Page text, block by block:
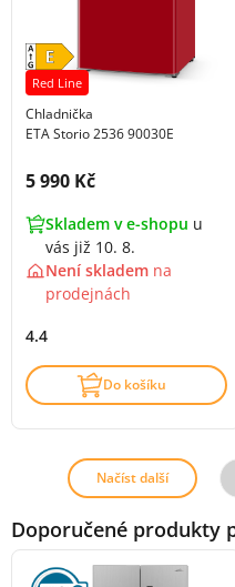
Red Line
Chladnička
ETA Storio 2536 90030E
Cena s DPH:
5 990 Kč
Skladem v e-shopu u
vás již 10. 8.
Není skladem na
prodejnách
4.4
Do košíku
Načíst další
Doporučené produkty